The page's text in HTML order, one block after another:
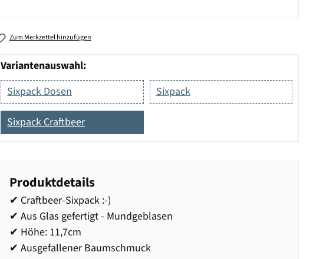
Zum Merkzettel hinzufügen
Variantenauswahl:
Sixpack Dosen
Sixpack
Sixpack Craftbeer
Produktdetails
✔ Craftbeer-Sixpack :-)
✔ Aus Glas gefertigt - Mundgeblasen
✔ Höhe: 11,7cm
✔ Ausgefallener Baumschmuck